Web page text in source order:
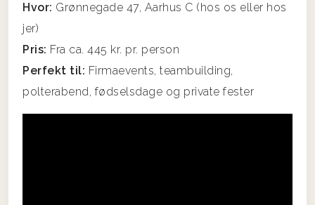
Hvor: Grønnegade 47, Aarhus C (hos os eller hos
jer)
Pris: Fra ca. 445 kr. pr. person
Perfekt til: Firmaevents, teambuilding,
polterabend, fødselsdage og private fester